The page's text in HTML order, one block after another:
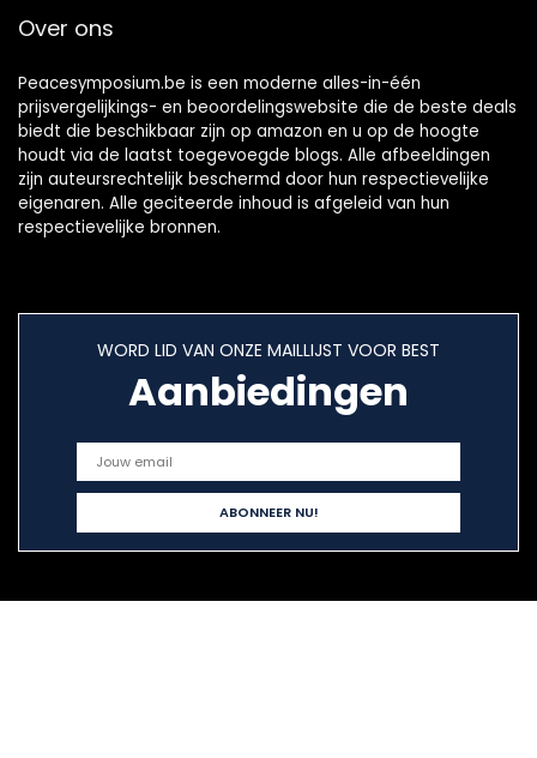
Over ons
Peacesymposium.be is een moderne alles-in-één
prijsvergelijkings- en beoordelingswebsite die de beste deals
biedt die beschikbaar zijn op amazon en u op de hoogte
houdt via de laatst toegevoegde blogs. Alle afbeeldingen
zijn auteursrechtelijk beschermd door hun respectievelijke
eigenaren. Alle geciteerde inhoud is afgeleid van hun
respectievelijke bronnen.
WORD LID VAN ONZE MAILLIJST VOOR BEST
Aanbiedingen